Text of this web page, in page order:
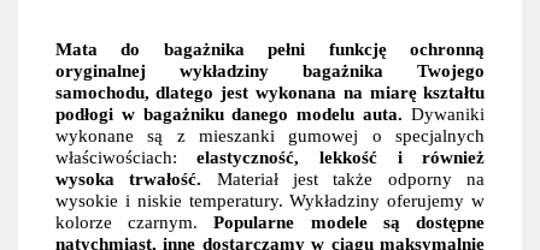
Mata do bagażnika pełni funkcję ochronną
oryginalnej wykładziny bagażnika Twojego
samochodu, dlatego jest wykonana na miarę kształtu
podłogi w bagażniku danego modelu auta. Dywaniki
wykonane są z mieszanki gumowej o specjalnych
właściwościach:elastyczność, lekkość i również
wysoka trwałość. Materiał jest także odporny na
wysokie i niskie temperatury. Wykładziny oferujemy w
kolorze czarnym.Popularne modele są dostępne
natychmiast, inne dostarczamy w ciągu maksymalnie